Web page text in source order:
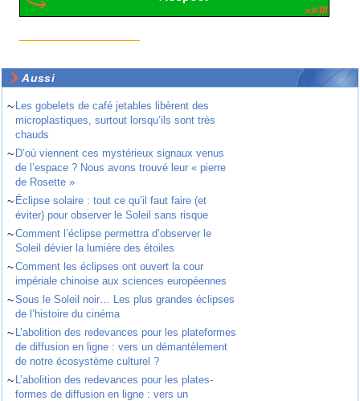
Aussi
~ Les gobelets de café jetables libèrent des
microplastiques, surtout lorsqu’ils sont très
chauds
~ D’où viennent ces mystérieux signaux venus
de l’espace ? Nous avons trouvé leur « pierre
de Rosette »
~ Éclipse solaire : tout ce qu’il faut faire (et
éviter) pour observer le Soleil sans risque
~Comment l’éclipse permettra d’observer le
Soleil dévier la lumière des étoiles
~Comment les éclipses ont ouvert la cour
impériale chinoise aux sciences européennes
~Sous le Soleil noir… Les plus grandes éclipses
de l’histoire du cinéma
~ L’abolition des redevances pour les plateformes
de diffusion en ligne : vers un démantèlement
de notre écosystème culturel ?
~ L’abolition des redevances pour les plates-
formes de diffusion en ligne : vers un